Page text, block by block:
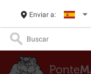
Enviar a: